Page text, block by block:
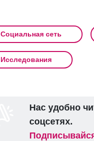
Социальная сеть
Исследования
Нас удобно
соцсетях.